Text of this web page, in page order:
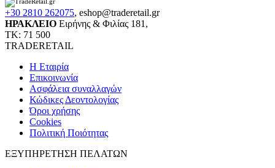
+30 2810 262075, eshop@traderetail.gr
ΗΡΑΚΛΕΙΟ Ειρήνης & Φιλίας 181,
ΤΚ: 71 500
TRADERETAIL
H Εταιρία
Eπικοινωνία
Ασφάλεια συναλλαγών
Κώδικες Δεοντολογίας
Όροι χρήσης
Cookies
Πολιτική Ποιότητας
ΕΞΥΠΗΡΕΤΗΣΗ ΠΕΛΑΤΩΝ